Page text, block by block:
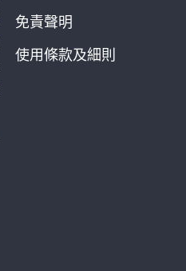
免責聲明
使用條款及細則